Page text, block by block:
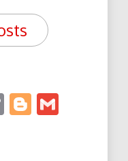
CopyBlogger